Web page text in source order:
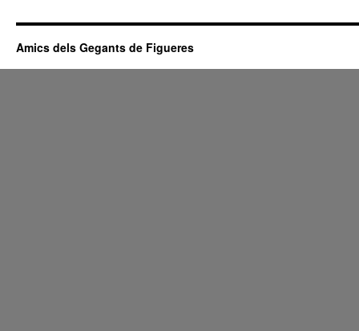
Amics dels Gegants de Figueres